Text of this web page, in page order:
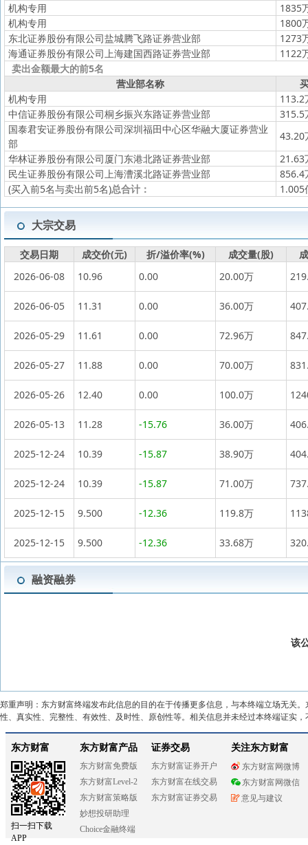
机构专用
1835
机构专用
1800
东北证券股份有限公司盐城腾飞路证券营业部
1273
海通证券股份有限公司上海建国西路证券营业部
1122
卖出金额最大的前5名
营业部名称
机构专用
113.2
中信证券股份有限公司桐乡振兴东路证券营业部
315.5
国泰君安证券股份有限公司深圳福田中心区华融大厦证券营业
部
43.20
华林证券股份有限公司厦门东港北路证券营业部
21.63
民生证券股份有限公司上海漕溪北路证券营业部
856.4
(买入前5名与卖出前5名)总合计： 1.005
大宗交易
交易日期 成交价(元) 折/溢价率(%) 成交量(股)
2026-06-08
10.96 0.00 20.00万
2026-06-05 11.31 0.00 36.00万
2026-05-29 11.61 0.00 72.96万
2026-05-27 11.88 0.00 70.00万
2026-05-26 12.40 0.00 100.0万
2026-05-13 11.28 -15.76 36.00万
2025-12-24 10.39 -15.87 38.90万
2025-12-24 10.39 -15.87 71.00万
2025-12-15 9.500 -12.36 119.8万
2025-12-15 9.500 -12.36 33.68万
融资融券
该
郑重声明：东方财富终端发布此信息的目的在于传播更多信息，与本终端立场无关
性、真实性、完整性、有效性、及时性、原创性等。相关信息并未经过本终端证实